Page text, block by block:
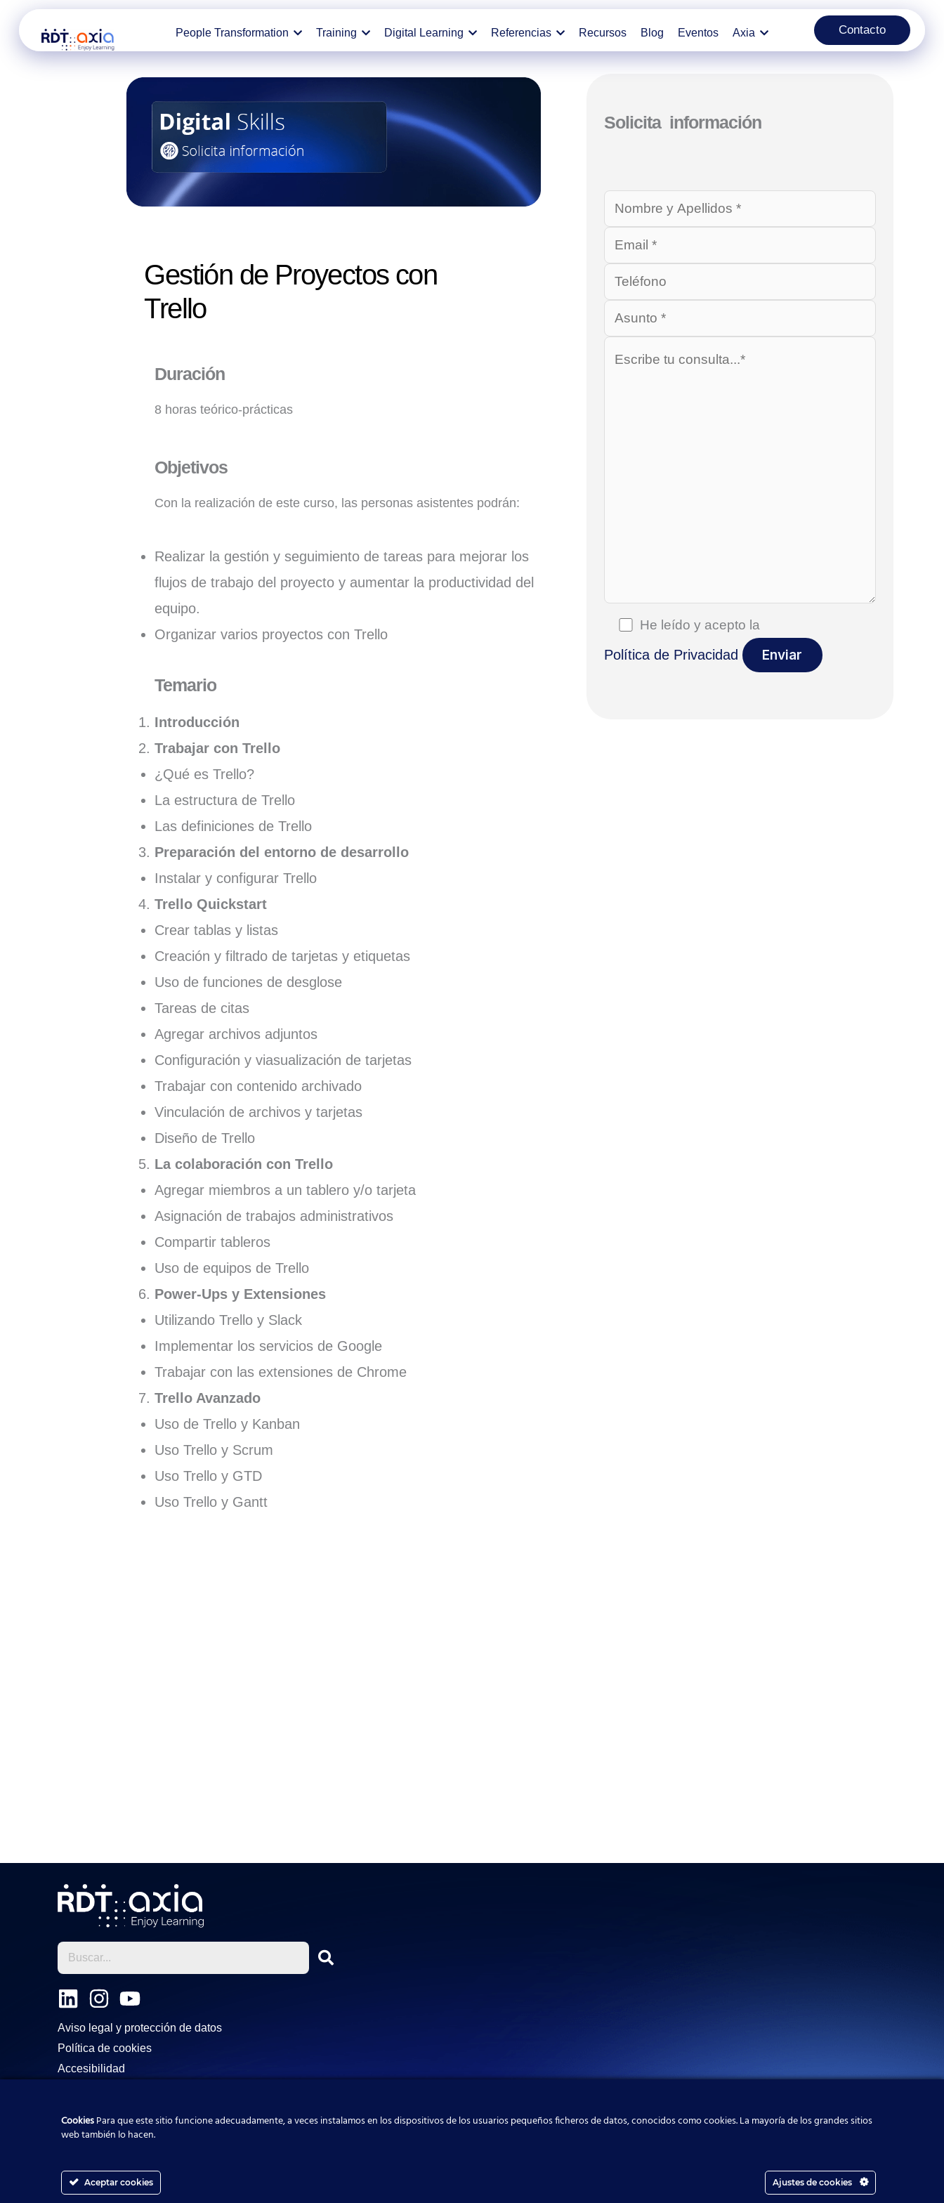
People Transformation Training Digital Learning Referencias Recursos Blog Eventos Axia Contacto
Gestión de Proyectos con
Trello
Duración
8 horas teórico-prácticas
Objetivos
Con la realización de este curso, las personas asistentes podrán:
Realizar la gestión y seguimiento de tareas para mejorar los
flujos de trabajo del proyecto y aumentar la productividad del
equipo.
Organizar varios proyectos con Trello
Temario
Introducción
Trabajar con Trello
¿Qué es Trello?
La estructura de Trello
Las definiciones de Trello
Preparación del entorno de desarrollo
Instalar y configurar Trello
Trello Quickstart
Crear tablas y listas
Creación y filtrado de tarjetas y etiquetas
Uso de funciones de desglose
Tareas de citas
Agregar archivos adjuntos
Configuración y viasualización de tarjetas
Trabajar con contenido archivado
Vinculación de archivos y tarjetas
Diseño de Trello
La colaboración con Trello
Agregar miembros a un tablero y/o tarjeta
Asignación de trabajos administrativos
Compartir tableros
Uso de equipos de Trello
Power-Ups y Extensiones
Utilizando Trello y Slack
Implementar los servicios de Google
Trabajar con las extensiones de Chrome
Trello Avanzado
Uso de Trello y Kanban
Uso Trello y Scrum
Uso Trello y GTD
Uso Trello y Gantt
Solicita información
He leído y acepto la
Política de Privacidad
L
i
n
k
e
i
n
I
s
t
a
r
a
m
Y
u
u
e
Aviso legal y protección de datos
Política de cookies
Accesibilidad
CookiesPara que este sitio funcione adecuadamente, a veces instalamos en los dispositivos de los usuarios pequeños ficheros de datos, conocidos como cookies. La mayoría de los grandes sitios
web también lo hacen.
Aceptar cookies Ajustes de cookies